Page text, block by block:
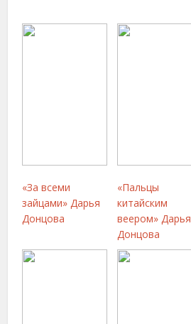
«За всеми
зайцами» Дарья
Донцова
«Пальцы
китайским
веером» Дарья
Донцова